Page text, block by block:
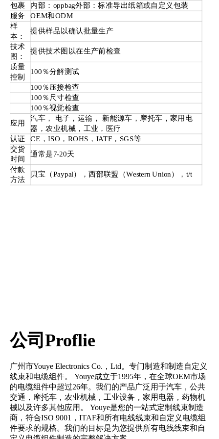
包裹
内部：oppbag外部：标准导出纸箱或自定义包装
服务
OEM和ODM
样
本：
提供样品以确认批量生产
技术
图：
提供技术图以在生产前检查
质量
控制
100％分解测试
100％压接检查
100％尺寸检查
100％视觉检查
应用
汽车， 电子，运输， 新能源车，摩托车，家用电
器，农业机械，工业，医疗
认证 CE，ISO，ROHS，IATF，SGS等
交货
时间
通常是7-20天
付款
方法
贝宝（Paypal），西部联盟（Western Union），t/t
公司Proflie
广州市Youye Electronics Co.，Ltd。专门制造和制造自定义
线束和电缆组件。 Youye成立于1995年，在全球OEM市场
的电缆组件中超过26年。我们的产品广泛用于汽车，公共
交通，摩托车，农业机械，工业设备，家用电器，药物机
械以及许多其他应用。 Youye是您的一站式定制线束制造
商，符合ISO 9001，ITAF和所有电线线束和自定义电缆组
件要求的规格。我们的目标是为您提供所有电线线束和自